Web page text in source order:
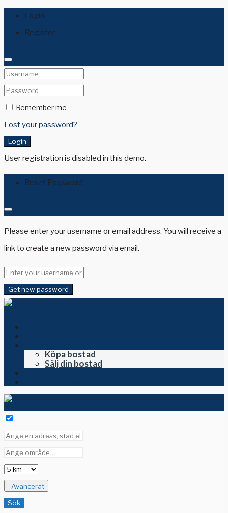
Login
Register
Remember me
Lost your password?
Login
User registration is disabled in this demo.
Reset Password
Please enter your username or email address. You will receive a
link to create a new password via email.
Get new password
Köpa bostad
Sälj din bostad
Avancerat
Sök